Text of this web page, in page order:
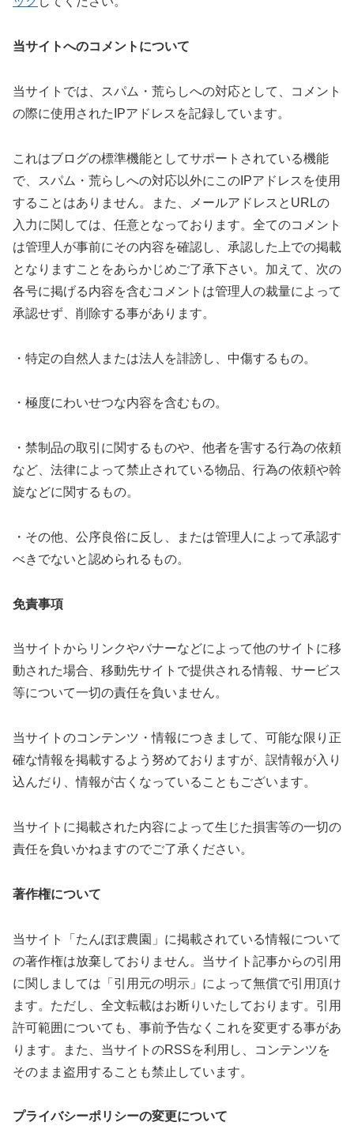
当サイトへのコメントについて
当サイトでは、スパム・荒らしへの対応として、コメント
の際に使用されたIPアドレスを記録しています。
これはブログの標準機能としてサポートされている機能
で、スパム・荒らしへの対応以外にこのIPアドレスを使用
することはありません。また、メールアドレスとURLの
入力に関しては、任意となっております。全てのコメント
は管理人が事前にその内容を確認し、承認した上での掲載
となりますことをあらかじめご了承下さい。加えて、次の
各号に掲げる内容を含むコメントは管理人の裁量によって
承認せず、削除する事があります。
・特定の自然人または法人を誹謗し、中傷するもの。
・極度にわいせつな内容を含むもの。
・禁制品の取引に関するものや、他者を害する行為の依頼
など、法律によって禁止されている物品、行為の依頼や斡
旋などに関するもの。
・その他、公序良俗に反し、または管理人によって承認す
べきでないと認められるもの。
免責事項
当サイトからリンクやバナーなどによって他のサイトに移
動された場合、移動先サイトで提供される情報、サービス
等について一切の責任を負いません。
当サイトのコンテンツ・情報につきまして、可能な限り正
確な情報を掲載するよう努めておりますが、誤情報が入り
込んだり、情報が古くなっていることもございます。
当サイトに掲載された内容によって生じた損害等の一切の
責任を負いかねますのでご了承ください。
著作権について
当サイト「たんぽぽ農園」に掲載されている情報について
の著作権は放棄しておりません。当サイト記事からの引用
に関しましては「引用元の明示」によって無償で引用頂け
ます。ただし、全文転載はお断りいたしております。引用
許可範囲についても、事前予告なくこれを変更する事があ
ります。また、当サイトのRSSを利用し、コンテンツを
そのまま盗用することも禁止しています。
プライバシーポリシーの変更について